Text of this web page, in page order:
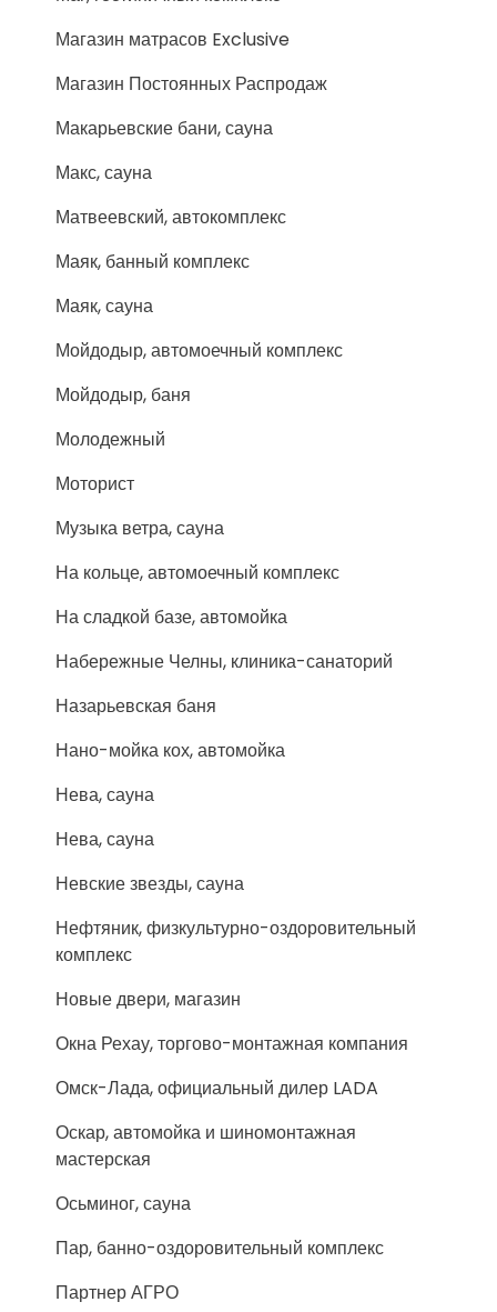
Магазин матрасов Exclusive
Магазин Постоянных Распродаж
Макарьевские бани, сауна
Макс, сауна
Матвеевский, автокомплекс
Маяк, банный комплекс
Маяк, сауна
Мойдодыр, автомоечный комплекс
Мойдодыр, баня
Молодежный
Моторист
Музыка ветра, сауна
На кольце, автомоечный комплекс
На сладкой базе, автомойка
Набережные Челны, клиника-санаторий
Назарьевская баня
Нано-мойка кох, автомойка
Нева, сауна
Нева, сауна
Невские звезды, сауна
Нефтяник, физкультурно-оздоровительный
комплекс
Новые двери, магазин
Окна Рехау, торгово-монтажная компания
Омск-Лада, официальный дилер LADA
Оскар, автомойка и шиномонтажная
мастерская
Осьминог, сауна
Пар, банно-оздоровительный комплекс
Партнер АГРО